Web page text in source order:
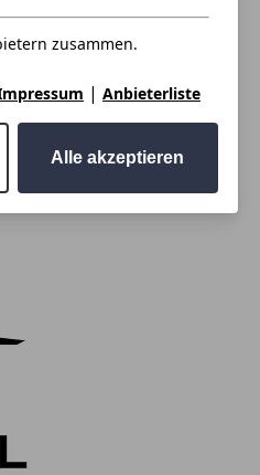
zusammen.
| Anbieterliste
Alle akzeptieren